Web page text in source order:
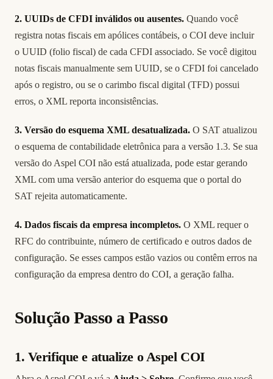
2. UUIDs de CFDI inválidos ou ausentes. Quando você
registra notas fiscais em apólices contábeis, o COI deve incluir
o UUID (folio fiscal) de cada CFDI associado. Se você digitou
notas fiscais manualmente sem UUID, se o CFDI foi cancelado
após o registro, ou se o carimbo fiscal digital (TFD) possui
erros, o XML reporta inconsistências.
3. Versão do esquema XML desatualizada. O SAT atualizou
o esquema de contabilidade eletrônica para a versão 1.3. Se sua
versão do Aspel COI não está atualizada, pode estar gerando
XML com uma versão anterior do esquema que o portal do
SAT rejeita automaticamente.
4. Dados fiscais da empresa incompletos. O XML requer o
RFC do contribuinte, número de certificado e outros dados de
configuração. Se esses campos estão vazios ou contêm erros na
configuração da empresa dentro do COI, a geração falha.
Solução Passo a Passo
1. Verifique e atualize o Aspel COI